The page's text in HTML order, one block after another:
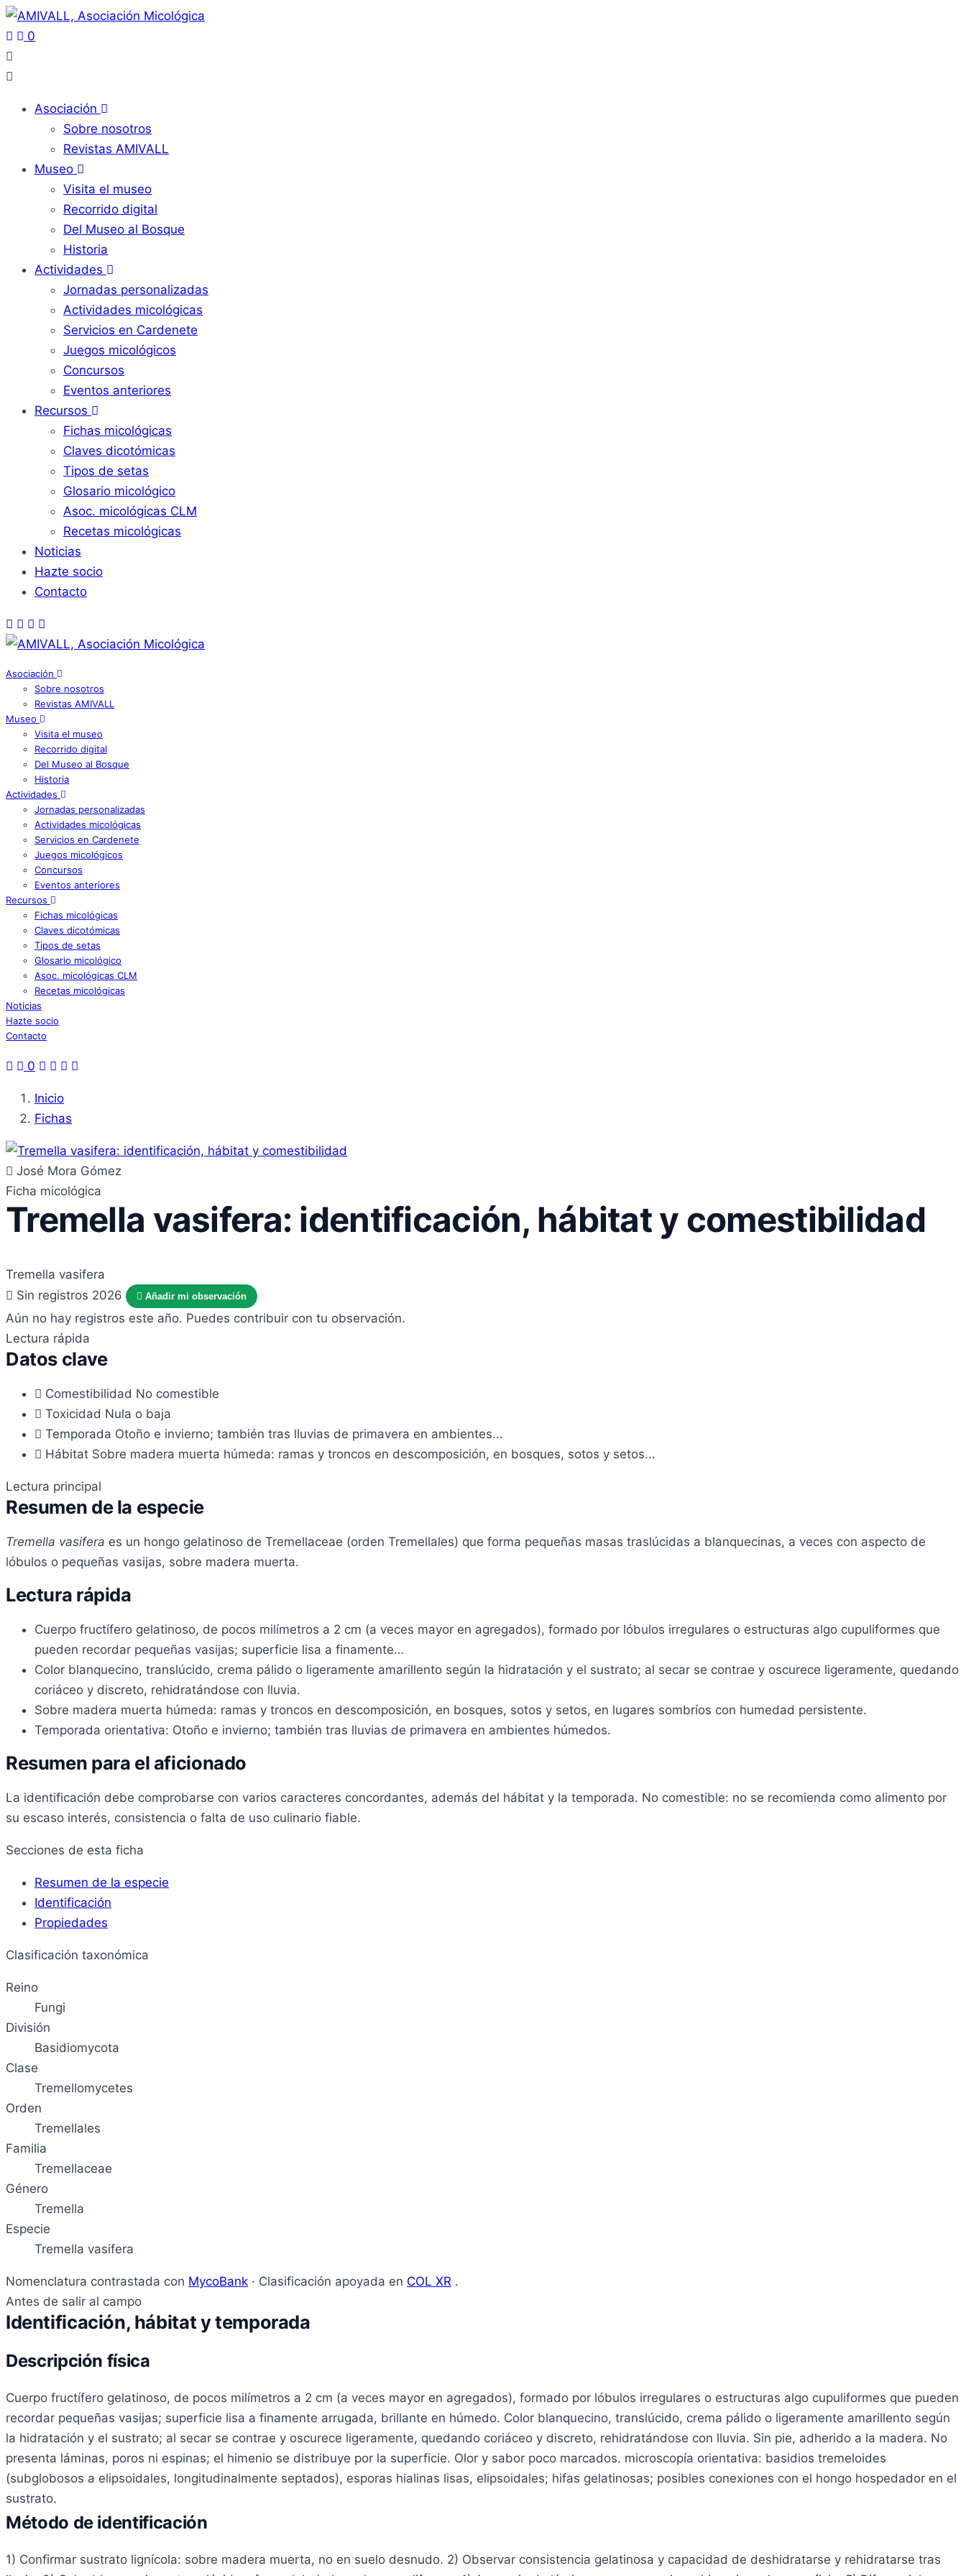
0
Asociación
Sobre nosotros
Revistas AMIVALL
Museo
Visita el museo
Recorrido digital
Del Museo al Bosque
Historia
Actividades
Jornadas personalizadas
Actividades micológicas
Servicios en Cardenete
Juegos micológicos
Concursos
Eventos anteriores
Recursos
Fichas micológicas
Claves dicotómicas
Tipos de setas
Glosario micológico
Asoc. micológicas CLM
Recetas micológicas
Noticias
Hazte socio
Contacto
Asociación
Sobre nosotros
Revistas AMIVALL
Museo
Visita el museo
Recorrido digital
Del Museo al Bosque
Historia
Actividades
Jornadas personalizadas
Actividades micológicas
Servicios en Cardenete
Juegos micológicos
Concursos
Eventos anteriores
Recursos
Fichas micológicas
Claves dicotómicas
Tipos de setas
Glosario micológico
Asoc. micológicas CLM
Recetas micológicas
Noticias
Hazte socio
Contacto
0
Inicio
Fichas
José Mora Gómez
Ficha micológica
Tremella vasifera: identificación, hábitat y comestibilidad
Tremella vasifera
Sin registros 2026
Añadir mi observación
Aún no hay registros este año. Puedes contribuir con tu observación.
Lectura rápida
Datos clave
Comestibilidad No comestible
Toxicidad Nula o baja
Temporada Otoño e invierno; también tras lluvias de primavera en ambientes...
Hábitat Sobre madera muerta húmeda: ramas y troncos en descomposición, en bosques, sotos y setos...
Lectura principal
Resumen de la especie
Tremella vasifera es un hongo gelatinoso de Tremellaceae (orden Tremellales) que forma pequeñas masas traslúcidas a blanquecinas, a veces con aspecto de
lóbulos o pequeñas vasijas, sobre madera muerta.
Lectura rápida
Cuerpo fructífero gelatinoso, de pocos milímetros a 2 cm (a veces mayor en agregados), formado por lóbulos irregulares o estructuras algo cupuliformes que
pueden recordar pequeñas vasijas; superficie lisa a finamente…
Color blanquecino, translúcido, crema pálido o ligeramente amarillento según la hidratación y el sustrato; al secar se contrae y oscurece ligeramente, quedando
coriáceo y discreto, rehidratándose con lluvia.
Sobre madera muerta húmeda: ramas y troncos en descomposición, en bosques, sotos y setos, en lugares sombríos con humedad persistente.
Temporada orientativa: Otoño e invierno; también tras lluvias de primavera en ambientes húmedos.
Resumen para el aficionado
La identificación debe comprobarse con varios caracteres concordantes, además del hábitat y la temporada. No comestible: no se recomienda como alimento por
su escaso interés, consistencia o falta de uso culinario fiable.
Secciones de esta ficha
Resumen de la especie
Identificación
Propiedades
Clasificación taxonómica
Reino
Fungi
División
Basidiomycota
Clase
Tremellomycetes
Orden
Tremellales
Familia
Tremellaceae
Género
Tremella
Especie
Tremella vasifera
Nomenclatura contrastada con MycoBank · Clasificación apoyada en COL XR .
Antes de salir al campo
Identificación, hábitat y temporada
Descripción física
Cuerpo fructífero gelatinoso, de pocos milímetros a 2 cm (a veces mayor en agregados), formado por lóbulos irregulares o estructuras algo cupuliformes que pueden
recordar pequeñas vasijas; superficie lisa a finamente arrugada, brillante en húmedo. Color blanquecino, translúcido, crema pálido o ligeramente amarillento según
la hidratación y el sustrato; al secar se contrae y oscurece ligeramente, quedando coriáceo y discreto, rehidratándose con lluvia. Sin pie, adherido a la madera. No
presenta láminas, poros ni espinas; el himenio se distribuye por la superficie. Olor y sabor poco marcados. microscopía orientativa: basidios tremeloides
(subglobosos a elipsoidales, longitudinalmente septados), esporas hialinas lisas, elipsoidales; hifas gelatinosas; posibles conexiones con el hongo hospedador en el
sustrato.
Método de identificación
1) Confirmar sustrato lignícola: sobre madera muerta, no en suelo desnudo. 2) Observar consistencia gelatinosa y capacidad de deshidratarse y rehidratarse tras